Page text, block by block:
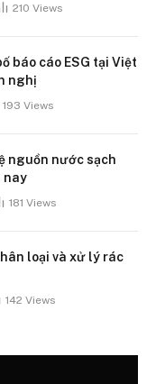
210 Views
báo cáo ESG tại Việt
nghị
193 Views
nguồn nước sạch
nay
181 Views
loại và xử lý rác
142 Views